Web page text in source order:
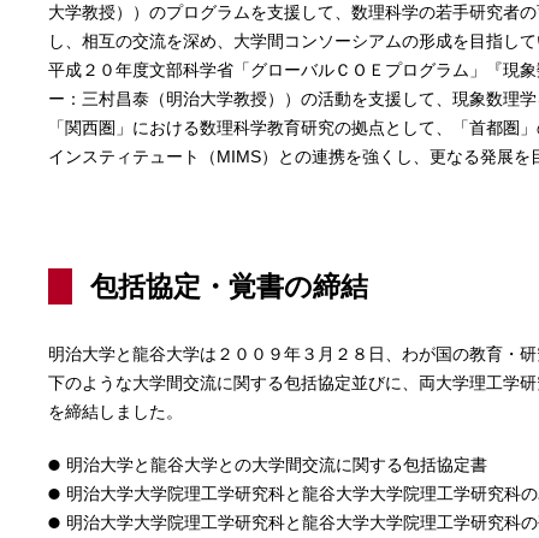
大学教授））のプログラムを支援して、数理科学の若手研究者
し、相互の交流を深め、大学間コンソーシアムの形成を目指し
平成２０年度文部科学省「グローバルＣＯＥプログラム」『現
ー：三村昌泰（明治大学教授））の活動を支援して、現象数理
「関西圏」における数理科学教育研究の拠点として、「首都圏
インスティテュート（MIMS）との連携を強くし、更なる発展を
包括協定・覚書の締結
明治大学と龍谷大学は２００９年３月２８日、わが国の教育・
下のような大学間交流に関する包括協定並びに、両大学理工学
を締結しました。
明治大学と龍谷大学との大学間交流に関する包括協定書
明治大学大学院理工学研究科と龍谷大学大学院理工学研究科
明治大学大学院理工学研究科と龍谷大学大学院理工学研究科